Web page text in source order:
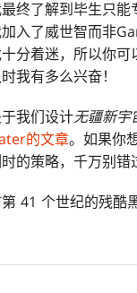
终了解到毕生只能
入了威世智而非
分着迷，所以你
我有多么兴奋！
我们设计无疆新宇
的文章。如果你
的策略，千万别错
41 个世纪的残酷